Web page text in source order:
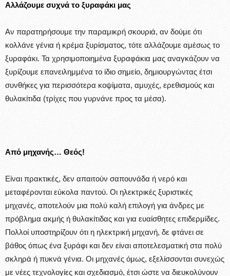
Αλλάζουμε συχνά το ξυραφάκι μας
Αν παρατηρήσουμε την παραμικρή σκουριά, αν δούμε ότι
κολλάνε γένια ή κρέμα ξυρίσματος, τότε αλλάζουμε αμέσως το
ξυραφάκι. Τα χρησιμοποιημένα ξυραφάκια μας αναγκάζουν να
ξυρίζουμε επανειλημμένα το ίδιο σημείο, δημιουργώντας έτσι
συνθήκες για περισσότερα κοψίματα, αμυχές, ερεθισμούς και
θυλακίτιδα (τρίχες που γυρνάνε προς τα μέσα).
Από μηχανής… Θεός!
Είναι πρακτικές, δεν απαιτούν σαπουνάδα ή νερό και
μεταφέρονται εύκολα παντού. Οι ηλεκτρικές ξυριστικές
μηχανές, αποτελούν μια πολύ καλή επιλογή για άνδρες με
πρόβλημα ακμής ή θυλακίτιδας και για ευαίσθητες επιδερμίδες.
Πολλοί υποστηρίζουν ότι η ηλεκτρική μηχανή, δε φτάνει σε
βάθος όπως ένα ξυράφι και δεν είναι αποτελεσματική στα πολύ
σκληρά ή πυκνά γένια. Οι μηχανές όμως, εξελίσσονται συνεχώς
με νέες τεχνολογίες και σχεδιασμό, έτσι ώστε να διευκολύνουν